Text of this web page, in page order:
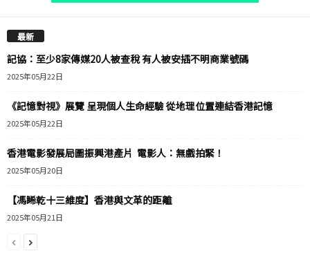
最新
記協：至少8家傳媒20人被查稅 有人被安插不明商業號碼
2025年05月22日
《記憶對視》展覽 呈現個人生命經驗 從地理位置連結香港記憶
2025年05月22日
香港電影發展局圖振興港產片 電影人：無戲拍緊！
2025年05月20日
【馮睎乾十三維度】香港與文革的距離
2025年05月21日